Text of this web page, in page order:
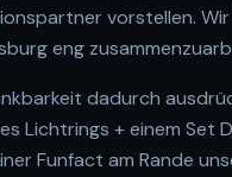
vorstellen.
eng
dadurch
Lichtrings + einem
Funfact am Rande